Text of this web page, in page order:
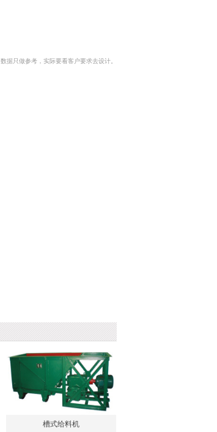
数据只做参考，实际要看客户要求去设计。
槽式给料机